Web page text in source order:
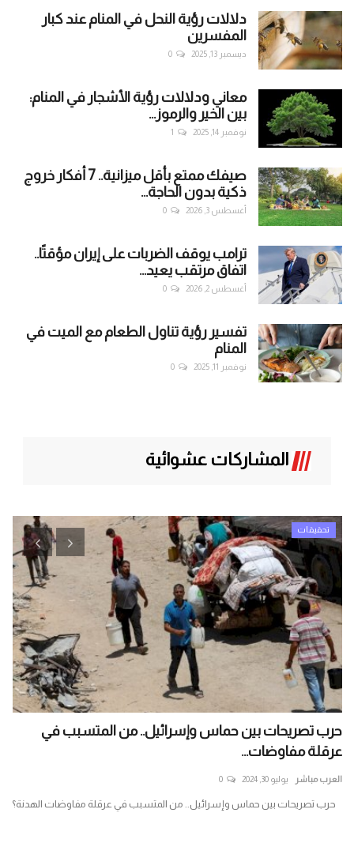
دلالات رؤية النحل في المنام عند كبار
المفسرين
ديسمبر 13, 2025 0
معاني ودلالات رؤية الأشجار في المنام:
بين الخير والرموز...
نوفمبر 14, 2025 1
صيفك ممتع بأقل ميزانية.. 7 أفكار خروج
ذكية بدون الحاجة...
أغسطس 3, 2026 0
ترامب يوقف الضربات على إيران مؤقتًا..
اتفاق مرتقب يعيد...
أغسطس 2, 2026 0
تفسير رؤية تناول الطعام مع الميت في
المنام
نوفمبر 11, 2025 0
المشاركات عشوائية
تحقيقات
حرب تصريحات بين حماس وإسرائيل.. من المتسبب في
عرقلة مفاوضات...
العرب مباشر يوليو 30, 2024 0
حرب تصريحات بين حماس وإسرائيل.. من المتسبب في عرقلة مفاوضات الهدنة؟